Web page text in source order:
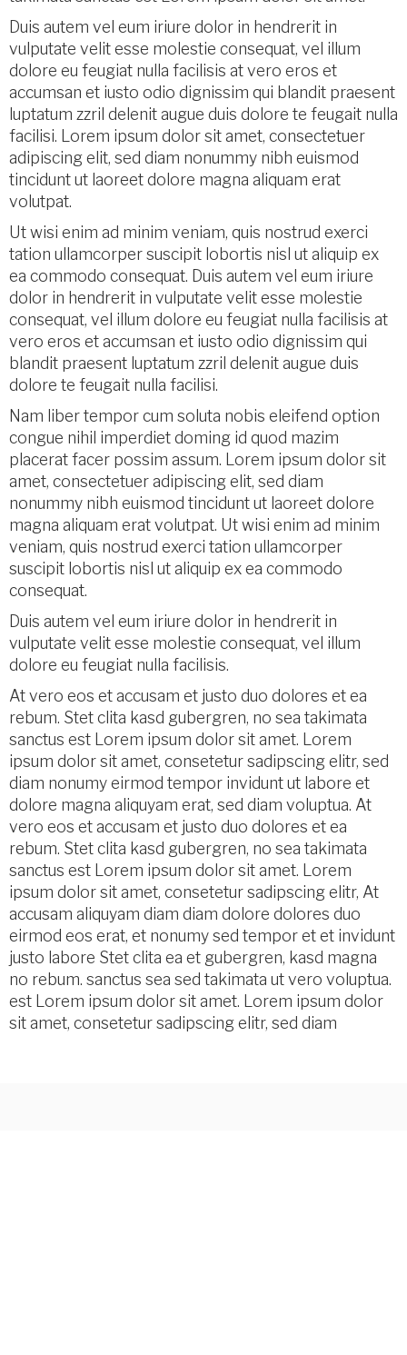
Duis autem vel eum iriure dolor in hendrerit in
vulputate velit esse molestie consequat, vel illum
dolore eu feugiat nulla facilisis at vero eros et
accumsan et iusto odio dignissim qui blandit praesent
luptatum zzril delenit augue duis dolore te feugait nulla
facilisi. Lorem ipsum dolor sit amet, consectetuer
adipiscing elit, sed diam nonummy nibh euismod
tincidunt ut laoreet dolore magna aliquam erat
volutpat.
Ut wisi enim ad minim veniam, quis nostrud exerci
tation ullamcorper suscipit lobortis nisl ut aliquip ex
ea commodo consequat. Duis autem vel eum iriure
dolor in hendrerit in vulputate velit esse molestie
consequat, vel illum dolore eu feugiat nulla facilisis at
vero eros et accumsan et iusto odio dignissim qui
blandit praesent luptatum zzril delenit augue duis
dolore te feugait nulla facilisi.
Nam liber tempor cum soluta nobis eleifend option
congue nihil imperdiet doming id quod mazim
placerat facer possim assum. Lorem ipsum dolor sit
amet, consectetuer adipiscing elit, sed diam
nonummy nibh euismod tincidunt ut laoreet dolore
magna aliquam erat volutpat. Ut wisi enim ad minim
veniam, quis nostrud exerci tation ullamcorper
suscipit lobortis nisl ut aliquip ex ea commodo
consequat.
Duis autem vel eum iriure dolor in hendrerit in
vulputate velit esse molestie consequat, vel illum
dolore eu feugiat nulla facilisis.
At vero eos et accusam et justo duo dolores et ea
rebum. Stet clita kasd gubergren, no sea takimata
sanctus est Lorem ipsum dolor sit amet. Lorem
ipsum dolor sit amet, consetetur sadipscing elitr, sed
diam nonumy eirmod tempor invidunt ut labore et
dolore magna aliquyam erat, sed diam voluptua. At
vero eos et accusam et justo duo dolores et ea
rebum. Stet clita kasd gubergren, no sea takimata
sanctus est Lorem ipsum dolor sit amet. Lorem
ipsum dolor sit amet, consetetur sadipscing elitr, At
accusam aliquyam diam diam dolore dolores duo
eirmod eos erat, et nonumy sed tempor et et invidunt
justo labore Stet clita ea et gubergren, kasd magna
no rebum. sanctus sea sed takimata ut vero voluptua.
est Lorem ipsum dolor sit amet. Lorem ipsum dolor
sit amet, consetetur sadipscing elitr, sed diam